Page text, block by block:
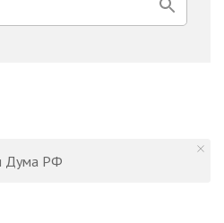
Дума РФ